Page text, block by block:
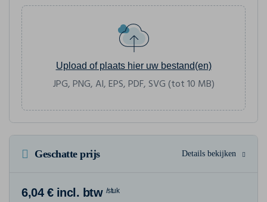
Upload of plaats hier uw bestand(en)
JPG, PNG, AI, EPS, PDF, SVG (tot 10 MB)
Geschatte prijs Details bekijken
6,04 € incl. btw /stuk